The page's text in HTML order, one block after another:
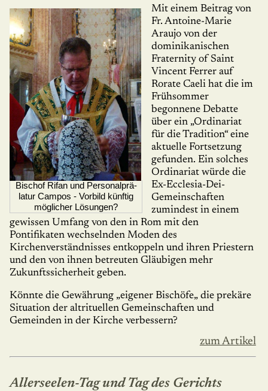
Bischof Rifan und Personal­prä­
latur Campos - Vorbild künftig
möglicher Lösungen?
Mit einem Beitrag von
Fr. Antoine-Marie
Araujo von der
dominikanischen
Fraternity of Saint
Vincent Ferrer auf
Rorate Caeli hat die im
Frühsommer
begonnene Debatte
über ein „Ordinariat
für die Tradition“ eine
aktu­elle Fortsetzung
gefunden. Ein solches
Ordinariat würde die
Ex-Ecclesia-Dei-
Gemeinschaften
zumindest in einem
gewis­sen Umfang von den in Rom mit den
Pontifikaten wechseln­den Moden des
Kirchenverständnisses entkoppeln und ihren Priestern
und den von ihnen betreu­ten Gläubigen mehr
Zukunftssicherheit geben.
Könnte die Gewährung „eigener Bischöfe„ die prekäre
Situation der altrituellen Gemeinschaften und
Gemeinden in der Kirche verbessern?
zum Artikel
Allerseelen-Tag und Tag des Gerichts